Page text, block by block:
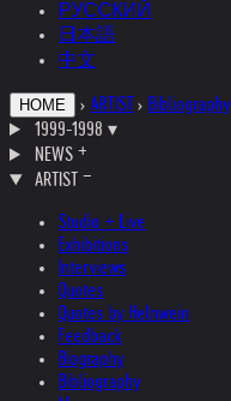
РУССКИЙ
日本語
中文
HOME › ARTIST › Bibliography
1999-1998 ▾
NEWS
ARTIST
Studio + Live
Exhibitions
Interviews
Quotes
Quotes by Helnwein
Feedback
Biography
Bibliography